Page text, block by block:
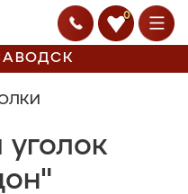
0
уголок